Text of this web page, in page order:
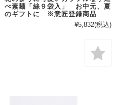
べ素麺「絲９袋入」 お中元、夏
のギフトに ※意匠登録商品
¥5,832(税込)